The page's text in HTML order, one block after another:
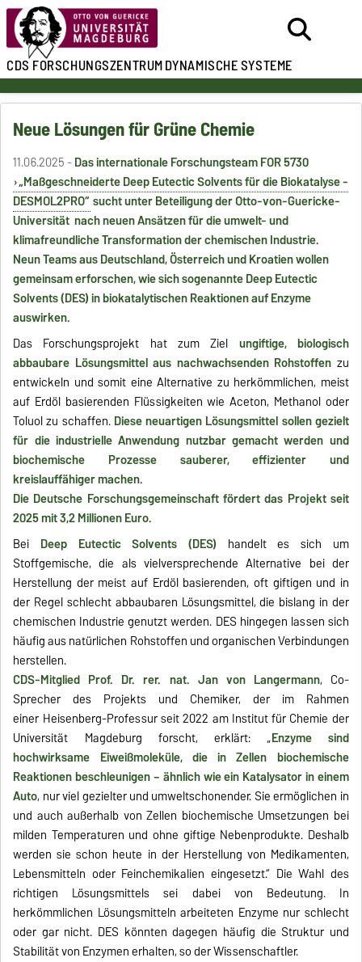
CDSFORSCHUNGSZENTRUMDYNAMISCHE SYSTEME
Neue Lösungen für Grüne Chemie
11.06.2025 -Das internationale Forschungsteam FOR 5730
„Maßgeschneiderte Deep Eutectic Solvents für die Biokatalyse -
DESMOL2PRO“ sucht unter Beteiligung der Otto-von-Guericke-
Universität nach neuen Ansätzen für die umwelt- und
klimafreundliche Transformation der chemischen Industrie.
Neun Teams aus Deutschland, Österreich und Kroatien wollen
gemeinsam erforschen, wie sich sogenannte Deep Eutectic
Solvents (DES) in biokatalytischen Reaktionen auf Enzyme
auswirken.
Das Forschungsprojekt hat zum Ziel ungiftige, biologisch
abbaubare Lösungsmittel aus nachwachsenden Rohstoffen zu
entwickeln und somit eine Alternative zu herkömmlichen, meist
auf Erdöl basierenden Flüssigkeiten wie Aceton, Methanol oder
Toluol zu schaffen. Diese neuartigen Lösungsmittel sollen gezielt
für die industrielle Anwendung nutzbar gemacht werden und
biochemische Prozesse sauberer, effizienter und
kreislauffähiger machen.
Die Deutsche Forschungsgemeinschaft fördert das Projekt seit
2025 mit 3,2 Millionen Euro.
Bei Deep Eutectic Solvents (DES) handelt es sich um
Stoffgemische, die als vielversprechende Alternative bei der
Herstellung der meist auf Erdöl basierenden, oft giftigen und in
der Regel schlecht abbaubaren Lösungsmittel, die bislang in der
chemischen Industrie genutzt werden. DES hingegen lassen sich
häufig aus natürlichen Rohstoffen und organischen Verbindungen
herstellen.
CDS-Mitglied Prof. Dr. rer. nat. Jan von Langermann, Co-
Sprecher des Projekts und Chemiker, der im Rahmen
einer Heisenberg-Professur seit 2022 am Institut für Chemie der
Universität Magdeburg forscht, erklärt: „Enzyme sind
hochwirksame Eiweißmoleküle, die in Zellen biochemische
Reaktionen beschleunigen – ähnlich wie ein Katalysator in einem
Auto, nur viel gezielter und umweltschonender. Sie ermöglichen in
und auch außerhalb von Zellen biochemische Umsetzungen bei
milden Temperaturen und ohne giftige Nebenprodukte. Deshalb
werden sie schon heute in der Herstellung von Medikamenten,
Lebensmitteln oder Feinchemikalien eingesetzt.“ Die Wahl des
richtigen Lösungsmittels sei dabei von Bedeutung. In
herkömmlichen Lösungsmitteln arbeiteten Enzyme nur schlecht
oder gar nicht. DES könnten dagegen häufig die Struktur und
Stabilität von Enzymen erhalten, so der Wissenschaftler.